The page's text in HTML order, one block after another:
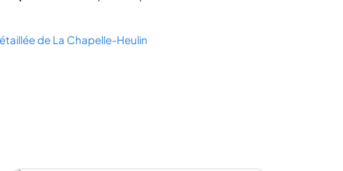
de La Chapelle-Heulin